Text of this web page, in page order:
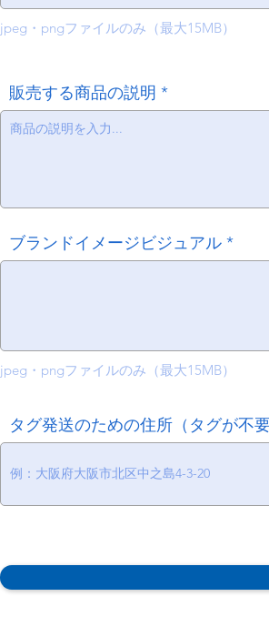
jpeg・pngファイルのみ（最大15MB）
販売する商品の説明
ブランドイメージビジュアル
jpeg・pngファイルのみ（最大15MB）
タグ発送のための住所（タグが不